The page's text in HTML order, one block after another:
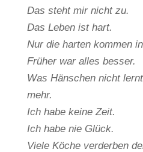
Das steht mir nicht zu.
Das Leben ist hart.
Nur die harten kommen
Früher war alles besser.
Was Hänschen nicht
mehr.
Ich habe keine Zeit.
Ich habe nie Glück.
Viele Köche verderben